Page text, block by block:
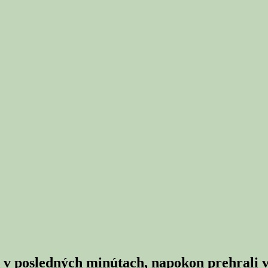
posledných minútach, napokon prehrali